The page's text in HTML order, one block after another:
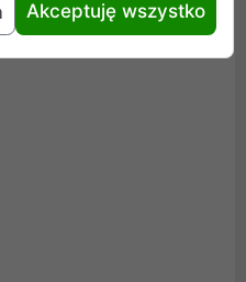
Akceptuję wszystko